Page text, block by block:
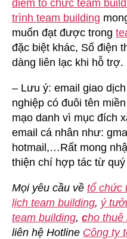
điểm tổ chức team
trình team building
muốn đạt được trong
đặc biệt khác, Số điện
dàng liên lạc khi hỗ trợ.
– Lưu ý: email giao
nghiệp có đuôi tên
mạo danh vì mục đích
email cá nhân như:
hotmail,…Rất mong
thiện chí hợp tác từ
Mọi yêu cầu về tổ chức
lịch team building, ý
team building, cho thuê
liên hệ Hotline Công ty